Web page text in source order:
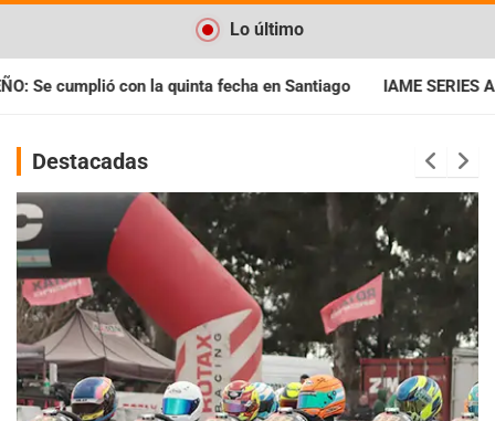
Lo último
en Santiago IAME SERIES ARGENTINA: Horarios para la
Destacadas